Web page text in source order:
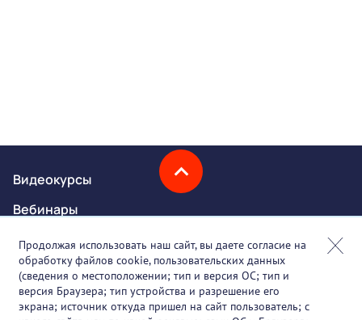
Видеокурсы
Вебинары
Онлайн-события
Партнеры
О проекте
Продолжая использовать наш сайт, вы даете согласие на
обработку файлов cookie, пользовательских данных
(сведения о местоположении; тип и версия ОС; тип и
версия Браузера; тип устройства и разрешение его
экрана; источник откуда пришел на сайт пользователь; с